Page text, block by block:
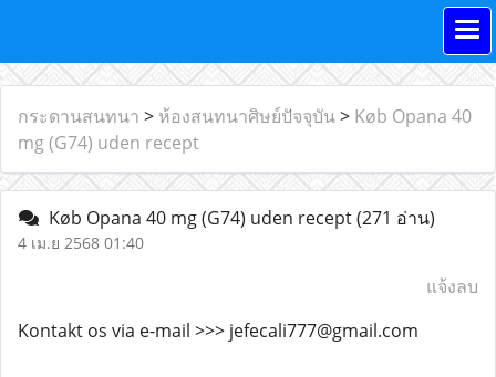
กระดานสนทนา > ห้องสนทนาศิษย์ปัจจุบัน> Køb Opana 40
mg (G74) uden recept
Køb Opana 40 mg (G74) uden recept(271 อ่าน)
4 เม.ย 2568 01:40
แจ้งลบ
Kontakt os via e-mail >>> jefecali777@gmail.com